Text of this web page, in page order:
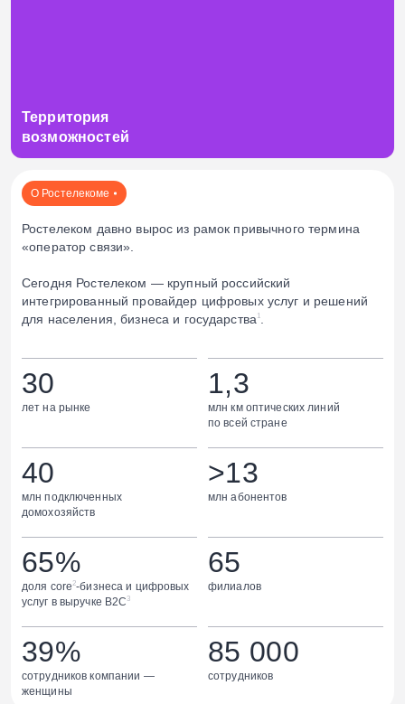
Территория
возможностей
О Ростелекоме
Ростелеком давно вырос из рамок привычного термина
«оператор связи».
Сегодня Ростелеком — крупный российский
интегрированный провайдер цифровых услуг и решений
для населения, бизнеса и государства1.
30
лет на рынке
1,3
млн км оптических линий
по всей стране
40
млн подключенных
домохозяйств
>13
млн абонентов
65%
доля core2-бизнеса и цифровых
услуг в выручке B2C3
65
филиалов
39%
сотрудников компании —
женщины
85 000
сотрудников